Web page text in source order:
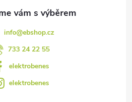
info@ebshop.cz
733 24 22 55
elektrobenes
elektrobenes